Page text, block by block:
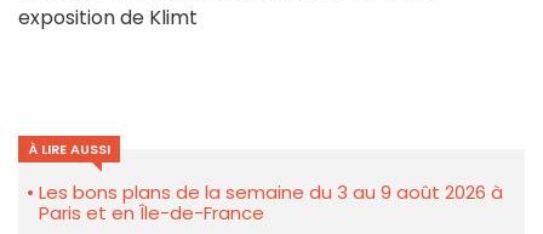
exposition de Klimt
À LIRE AUSSI
Les bons plans de la semaine du 3 au 9 août 2026 à
Paris et en Île-de-France